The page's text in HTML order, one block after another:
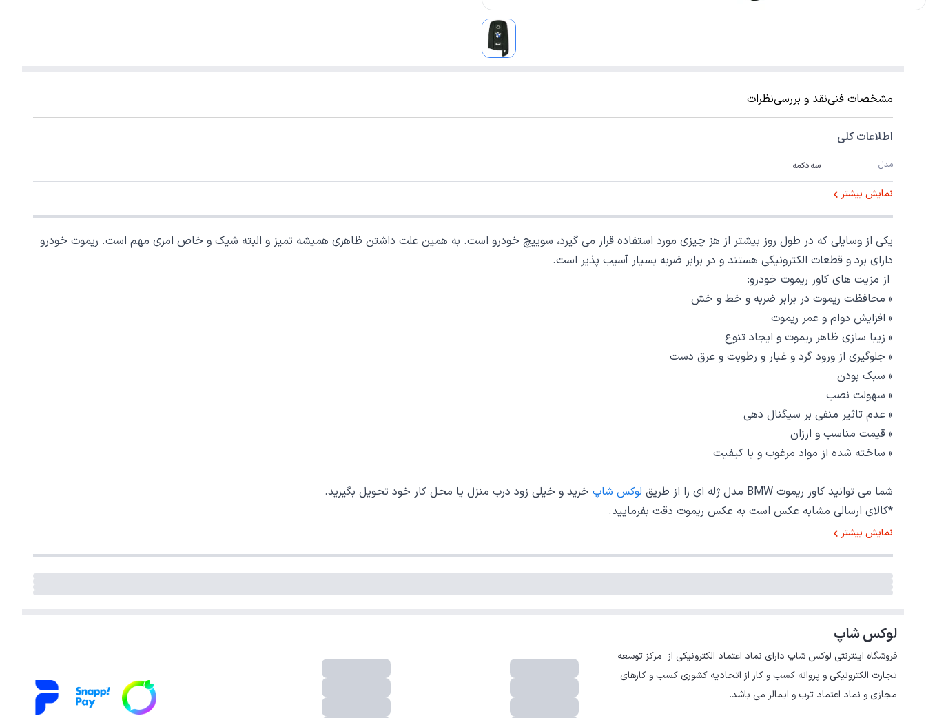
مشخصات فنینقد و بررسینظرات
اطلاعات کلی
مدل سه دکمه
نمایش بیشتر
یکی از وسایلی که در طول روز بیشتر از هز چیزی مورد استفاده قرار می گیرد، سوییچ خودرو است. به همین علت داشتن ظاهری همیشه تمیز و البته شیک و خاص امری مهم است. ریموت خودرو
دارای برد و قطعات الکترونیکی هستند و در برابر ضربه بسیار آسیب پذیر است.
از مزیت های کاور ریموت خودرو:
» محافظت ریموت در برابر ضربه و خط و خش
» افزایش دوام و عمر ریموت
» زیبا سازی ظاهر ریموت و ایجاد تنوع
» جلوگیری از ورود گرد و غبار و رطوبت و عرق دست
» سبک بودن
» سهولت نصب
» عدم تاثیر منفی بر سیگنال دهی
» قیمت مناسب و ارزان
» ساخته شده از مواد مرغوب و با کیفیت
شما می توانید کاور ریموت BMW مدل ژله ای را از طریق لوکس شاپ خرید و خیلی زود درب منزل یا محل کار خود تحویل بگیرید.
*کالای ارسالی مشابه عکس است به عکس ریموت دقت بفرمایید.
نمایش بیشتر
لوکس شاپ
مجازی و نماد اعتماد ترب و ایمالز می باشد.